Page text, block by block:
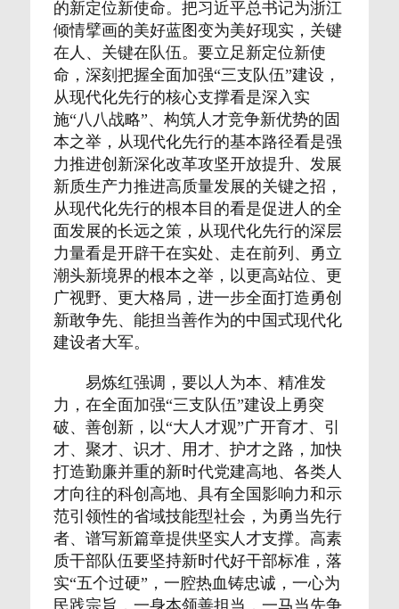
的新定位新使命。把习近平总书记为浙江
倾情擘画的美好蓝图变为美好现实，关键
在人、关键在队伍。要立足新定位新使
命，深刻把握全面加强“三支队伍”建设，
从现代化先行的核心支撑看是深入实
施“八八战略”、构筑人才竞争新优势的固
本之举，从现代化先行的基本路径看是强
力推进创新深化改革攻坚开放提升、发展
新质生产力推进高质量发展的关键之招，
从现代化先行的根本目的看是促进人的全
面发展的长远之策，从现代化先行的深层
力量看是开辟干在实处、走在前列、勇立
潮头新境界的根本之举，以更高站位、更
广视野、更大格局，进一步全面打造勇创
新敢争先、能担当善作为的中国式现代化
建设者大军。
易炼红强调，要以人为本、精准发
力，在全面加强“三支队伍”建设上勇突
破、善创新，以“大人才观”广开育才、引
才、聚才、识才、用才、护才之路，加快
打造勤廉并重的新时代党建高地、各类人
才向往的科创高地、具有全国影响力和示
范引领性的省域技能型社会，为勇当先行
者、谱写新篇章提供坚实人才支撑。高素
质干部队伍要坚持新时代好干部标准，落
实“五个过硬”，一腔热血铸忠诚，一心为